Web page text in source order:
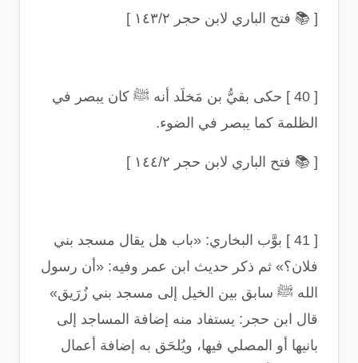
[
📚 فتح الباري لابن حجر ١٤٣/٢ ]
[ 40 ]
حكى بقيُّ بن مَخلَد أنه ﷺ كان يبصر في
الظلمة كما يبصر في الضوء.
[
📚 فتح الباري لابن حجر ١٤٤/٢ ]
[ 41 ]
بوَّب البخاري: «باب هل يقال مسجد بني
فلان؟» ثم ذكر حديث ابن عمر وفيه: «أن رسول
الله ﷺ سابق بين الخيل إلى مسجد بني زُرَيق»
قال ابن حجر: يستفاد منه إضافة المساجد إلى
بانيها أو المصلي فيها، ويُلحَق به إضافة أعمال